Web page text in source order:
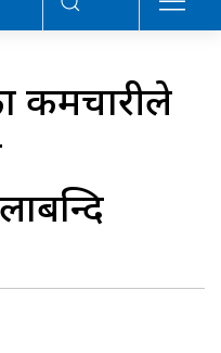
कर्मचारीले